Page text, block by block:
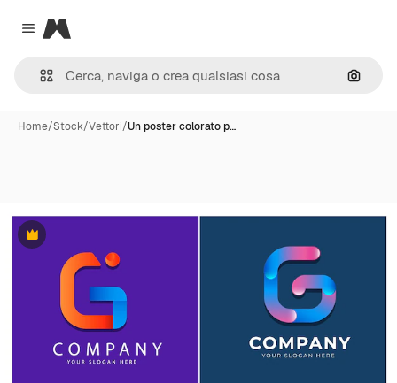
Close menu
Magnific
Cerca
Home/Stock/Vettori/Un poster colorato p…
Premium